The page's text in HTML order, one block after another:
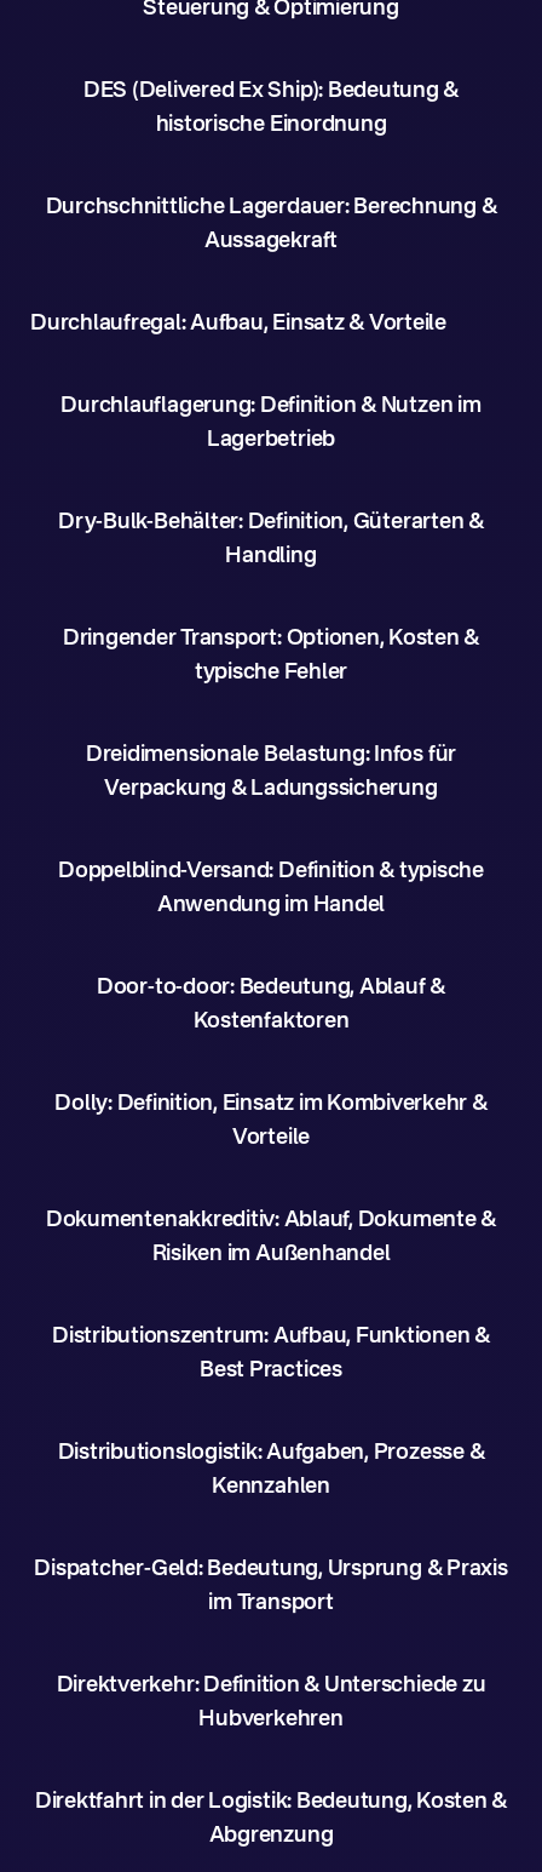
Steuerung & Optimierung
DES (Delivered Ex Ship): Bedeutung &
historische Einordnung
Durchschnittliche Lagerdauer: Berechnung &
Aussagekraft
Durchlaufregal: Aufbau, Einsatz & Vorteile
Durchlauflagerung: Definition & Nutzen im
Lagerbetrieb
Dry-Bulk-Behälter: Definition, Güterarten &
Handling
Dringender Transport: Optionen, Kosten &
typische Fehler
Dreidimensionale Belastung: Infos für
Verpackung & Ladungssicherung
Doppelblind-Versand: Definition & typische
Anwendung im Handel
Door-to-door: Bedeutung, Ablauf &
Kostenfaktoren
Dolly: Definition, Einsatz im Kombiverkehr &
Vorteile
Dokumentenakkreditiv: Ablauf, Dokumente &
Risiken im Außenhandel
Distributionszentrum: Aufbau, Funktionen &
Best Practices
Distributionslogistik: Aufgaben, Prozesse &
Kennzahlen
Dispatcher-Geld: Bedeutung, Ursprung & Praxis
im Transport
Direktverkehr: Definition & Unterschiede zu
Hubverkehren
Direktfahrt in der Logistik: Bedeutung, Kosten &
Abgrenzung